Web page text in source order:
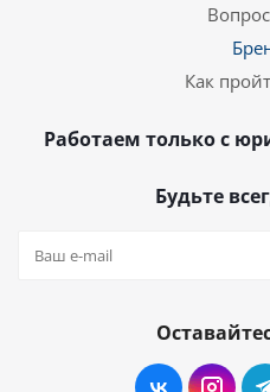
Как
Работаем только с
Будьте